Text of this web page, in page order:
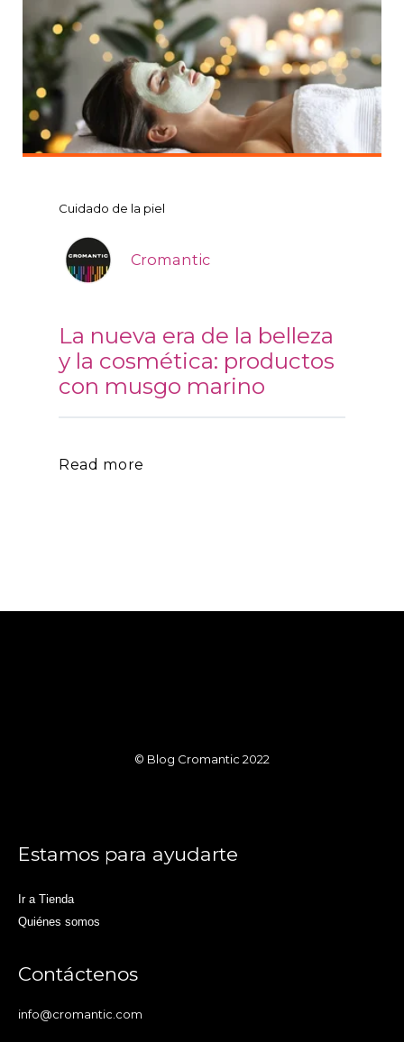
Cuidado de la piel
Cromantic
La nueva era de la belleza
y la cosmética: productos
con musgo marino
Read more
© Blog Cromantic 2022
Estamos para ayudarte
Ir a Tienda
Quiénes somos
Contáctenos
info@cromantic.com